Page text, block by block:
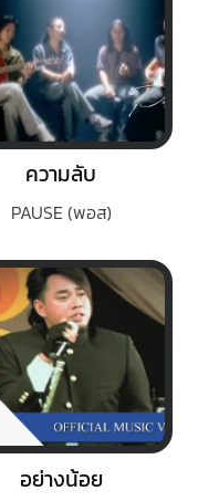
ความลับ
PAUSE (พอส)
อย่างน้อย